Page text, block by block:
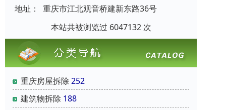
地址：
重庆市江北观音桥建新东路36号
本站共被浏览过 6047132 次
重庆房屋拆除 252
建筑物拆除 188